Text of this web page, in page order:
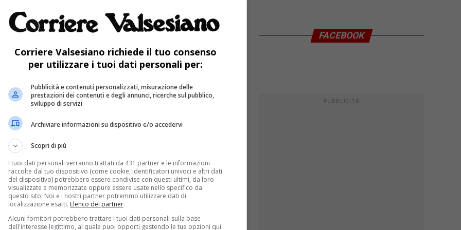
(assessore a Sizzano, vicepresidente
piemontese CdV), Valentino Guglielmino
sodalizio) ePiero Rossi(assessore
Alessandro Balzarini(che ha fatto gli
Katia Bui
, i rappresentanti dei produttori locali –
eMichela Carlone p
Pro locoDaniela Ronco.
nell’accogliere Grignasco fra le centinaia
e ha sottolineato che il sodalizio è a
FACEBOOK
PUBBLICITÀ
Corriere Valsesiano richiede il tuo consenso
per utilizzare i tuoi dati personali per:
Pubblicità e contenuti personalizzati, misurazione delle
prestazioni dei contenuti e degli annunci, ricerche sul pubblico,
sviluppo di servizi
Archiviare informazioni su dispositivo e/o accedervi
Scopri di più
I tuoi dati personali verranno trattati da 431 partner e le informazioni
raccolte dal tuo dispositivo (come cookie, identificatori univoci e altri dati
del dispositivo) potrebbero essere condivise con questi ultimi, da loro
visualizzate e memorizzate oppure essere usate nello specifico da
questo sito. Noi e i nostri partner potremmo utilizzare dati di
localizzazione esatti. Elenco dei partner.
Alcuni fornitori potrebbero trattare i tuoi dati personali sulla base
dell'interesse legittimo, al quale puoi opporti gestendo le tue opzioni qui